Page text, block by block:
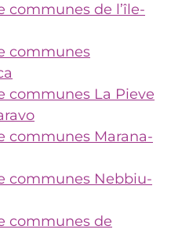
communes de l’île-
communes
communes La Pieve
communes Marana-
communes Nebbiu-
communes de